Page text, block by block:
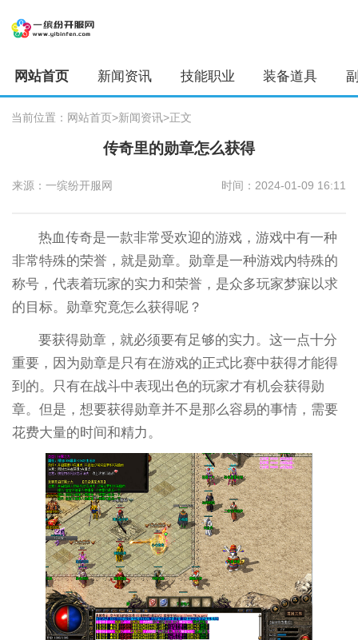
网站首页 新闻资讯 技能职业 装备道具
当前位置： 网站首页>新闻资讯>正文
传奇里的勋章怎么获得
来源：一缤纷开服网 时间：2024-01-09 16:11
热血传奇是一款非常受欢迎的游戏，游戏中有一种
非常特殊的荣誉，就是勋章。勋章是一种游戏内特殊的
称号，代表着玩家的实力和荣誉，是众多玩家梦寐以求
的目标。勋章究竟怎么获得呢？
要获得勋章，就必须要有足够的实力。这一点十分
重要，因为勋章是只有在游戏的正式比赛中获得才能得
到的。只有在战斗中表现出色的玩家才有机会获得勋
章。但是，想要获得勋章并不是那么容易的事情，需要
花费大量的时间和精力。